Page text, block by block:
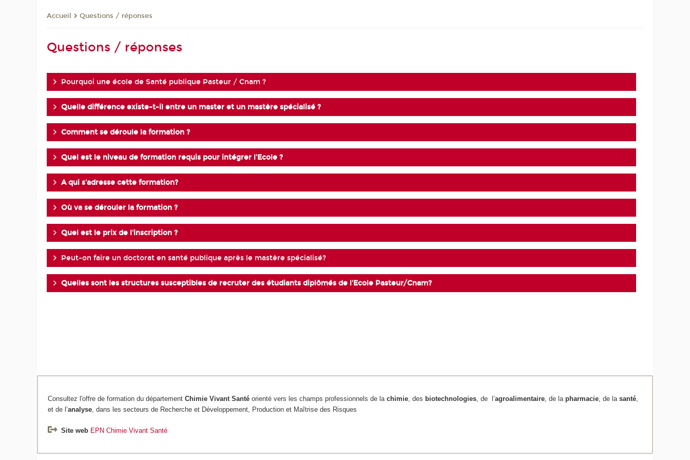
Accueil Questions / réponses
Questions / réponses
Pourquoi une école de Santé publique Pasteur / Cnam ?
Quelle différence existe-t-il entre un master et un mastère spécialisé ?
Comment se déroule la formation ?
Quel est le niveau de formation requis pour intégrer l'Ecole ?
A qui s'adresse cette formation?
Où va se dérouler la formation ?
Quel est le prix de l'inscription ?
Peut-on faire un doctorat en santé publique après le mastère spécialisé?
Quelles sont les structures susceptibles de recruter des étudiants diplômés de l'Ecole Pasteur/Cnam?
Consultez l'offre de formation du département Chimie Vivant Santé orienté vers les champs professionnels de lachimie, des biotechnologies, de l’agroalimentaire, de lapharmacie, de lasanté,
et de l’analyse, dans les secteurs de Recherche et Développement, Production et Maîtrise des Risques
Site web EPN Chimie Vivant Santé